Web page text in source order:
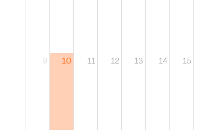
9 10 11 12 13 14 15